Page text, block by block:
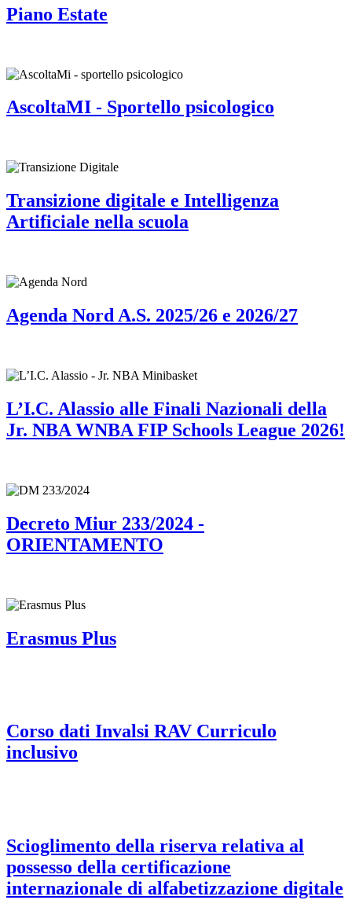
Piano Estate
AscoltaMI - Sportello psicologico
Transizione digitale e Intelligenza
Artificiale nella scuola
Agenda Nord A.S. 2025/26 e 2026/27
L’I.C. Alassio alle Finali Nazionali della
Jr. NBA WNBA FIP Schools League 2026!
Decreto Miur 233/2024 -
ORIENTAMENTO
Erasmus Plus
Corso dati Invalsi RAV Curriculo
inclusivo
Scioglimento della riserva relativa al
possesso della certificazione
internazionale di alfabetizzazione digitale